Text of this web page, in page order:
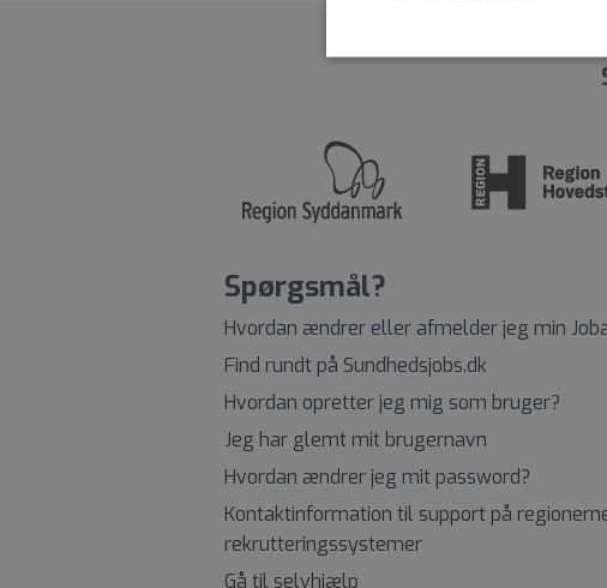
Spørgsmål?
Hvordan ændrer eller afmelder jeg min
Find rundt på Sundhedsjobs.dk
Hvordan opretter jeg mig som bruger?
Jeg har glemt mit brugernavn
Hvordan ændrer jeg mit password?
Kontaktinformation til support på
rekrutteringssystemer
Gå til selvhjælp